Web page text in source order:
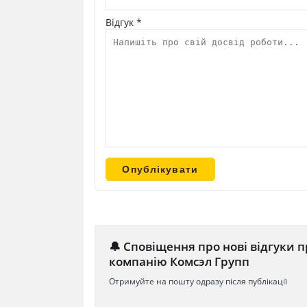
Відгук *
🔔 Сповіщення про нові відгуки
компанію Комсэл Групп
Отримуйте на пошту одразу після публікації